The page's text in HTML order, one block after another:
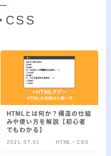
春の野鳥観察 ～2026年3
」で野鳥観察 ～2026年3
CSS
HTMLとは何か？構造の仕組
みや使い方を解説【初心者
でもわかる】
2021.07.01 HTML・CSS